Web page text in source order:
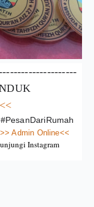
>> Admin Online<<
Instagram